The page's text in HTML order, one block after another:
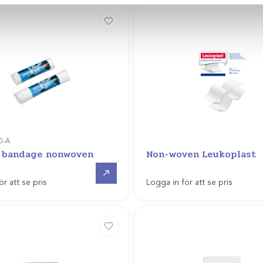
A
bandage nonwoven
att se pris
Non-woven Leukoplast
Logga in för att se pris